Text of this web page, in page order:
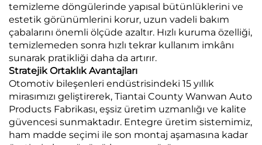
temizleme döngülerinde yapısal bütünlüklerini ve
estetik görünümlerini korur, uzun vadeli bakım
çabalarını önemli ölçüde azaltır. Hızlı kuruma özelliği,
temizlemeden sonra hızlı tekrar kullanım imkânı
sunarak pratikliği daha da artırır.
Stratejik Ortaklık Avantajları
Otomotiv bileşenleri endüstrisindeki 15 yıllık
mirasımızı geliştirerek, Tiantai County Wanwan Auto
Products Fabrikası, eşsiz üretim uzmanlığı ve kalite
güvencesi sunmaktadır. Entegre üretim sistemimiz,
ham madde seçimi ile son montaj aşamasına kadar